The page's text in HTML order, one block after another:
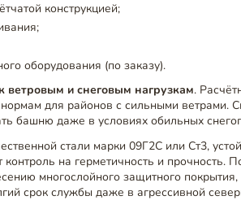
конструкцией;
оборудования (по заказу).
ветровым и снеговым нагрузкам.
нормам для районов с сильными ветрами.
башню даже в условиях обильных
стали марки 09Г2С или Ст3,
на герметичность и прочность.
многослойного защитного
срок службы даже в агрессивной